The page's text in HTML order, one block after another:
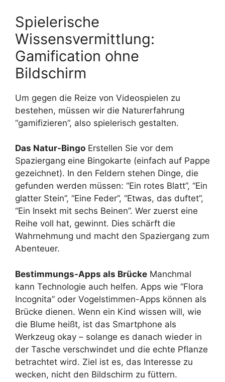
Spielerische
Wissensvermittlung:
Gamification ohne
Bildschirm
Um gegen die Reize von Videospielen zu
bestehen, müssen wir die Naturerfahrung
“gamifizieren”, also spielerisch gestalten.
Das Natur-Bingo Erstellen Sie vor dem
Spaziergang eine Bingokarte (einfach auf Pappe
gezeichnet). In den Feldern stehen Dinge, die
gefunden werden müssen: “Ein rotes Blatt”, “Ein
glatter Stein”, “Eine Feder”, “Etwas, das duftet”,
“Ein Insekt mit sechs Beinen”. Wer zuerst eine
Reihe voll hat, gewinnt. Dies schärft die
Wahrnehmung und macht den Spaziergang zum
Abenteuer.
Bestimmungs-Apps als Brücke Manchmal
kann Technologie auch helfen. Apps wie “Flora
Incognita” oder Vogelstimmen-Apps können als
Brücke dienen. Wenn ein Kind wissen will, wie
die Blume heißt, ist das Smartphone als
Werkzeug okay – solange es danach wieder in
der Tasche verschwindet und die echte Pflanze
betrachtet wird. Ziel ist es, das Interesse zu
wecken, nicht den Bildschirm zu füttern.